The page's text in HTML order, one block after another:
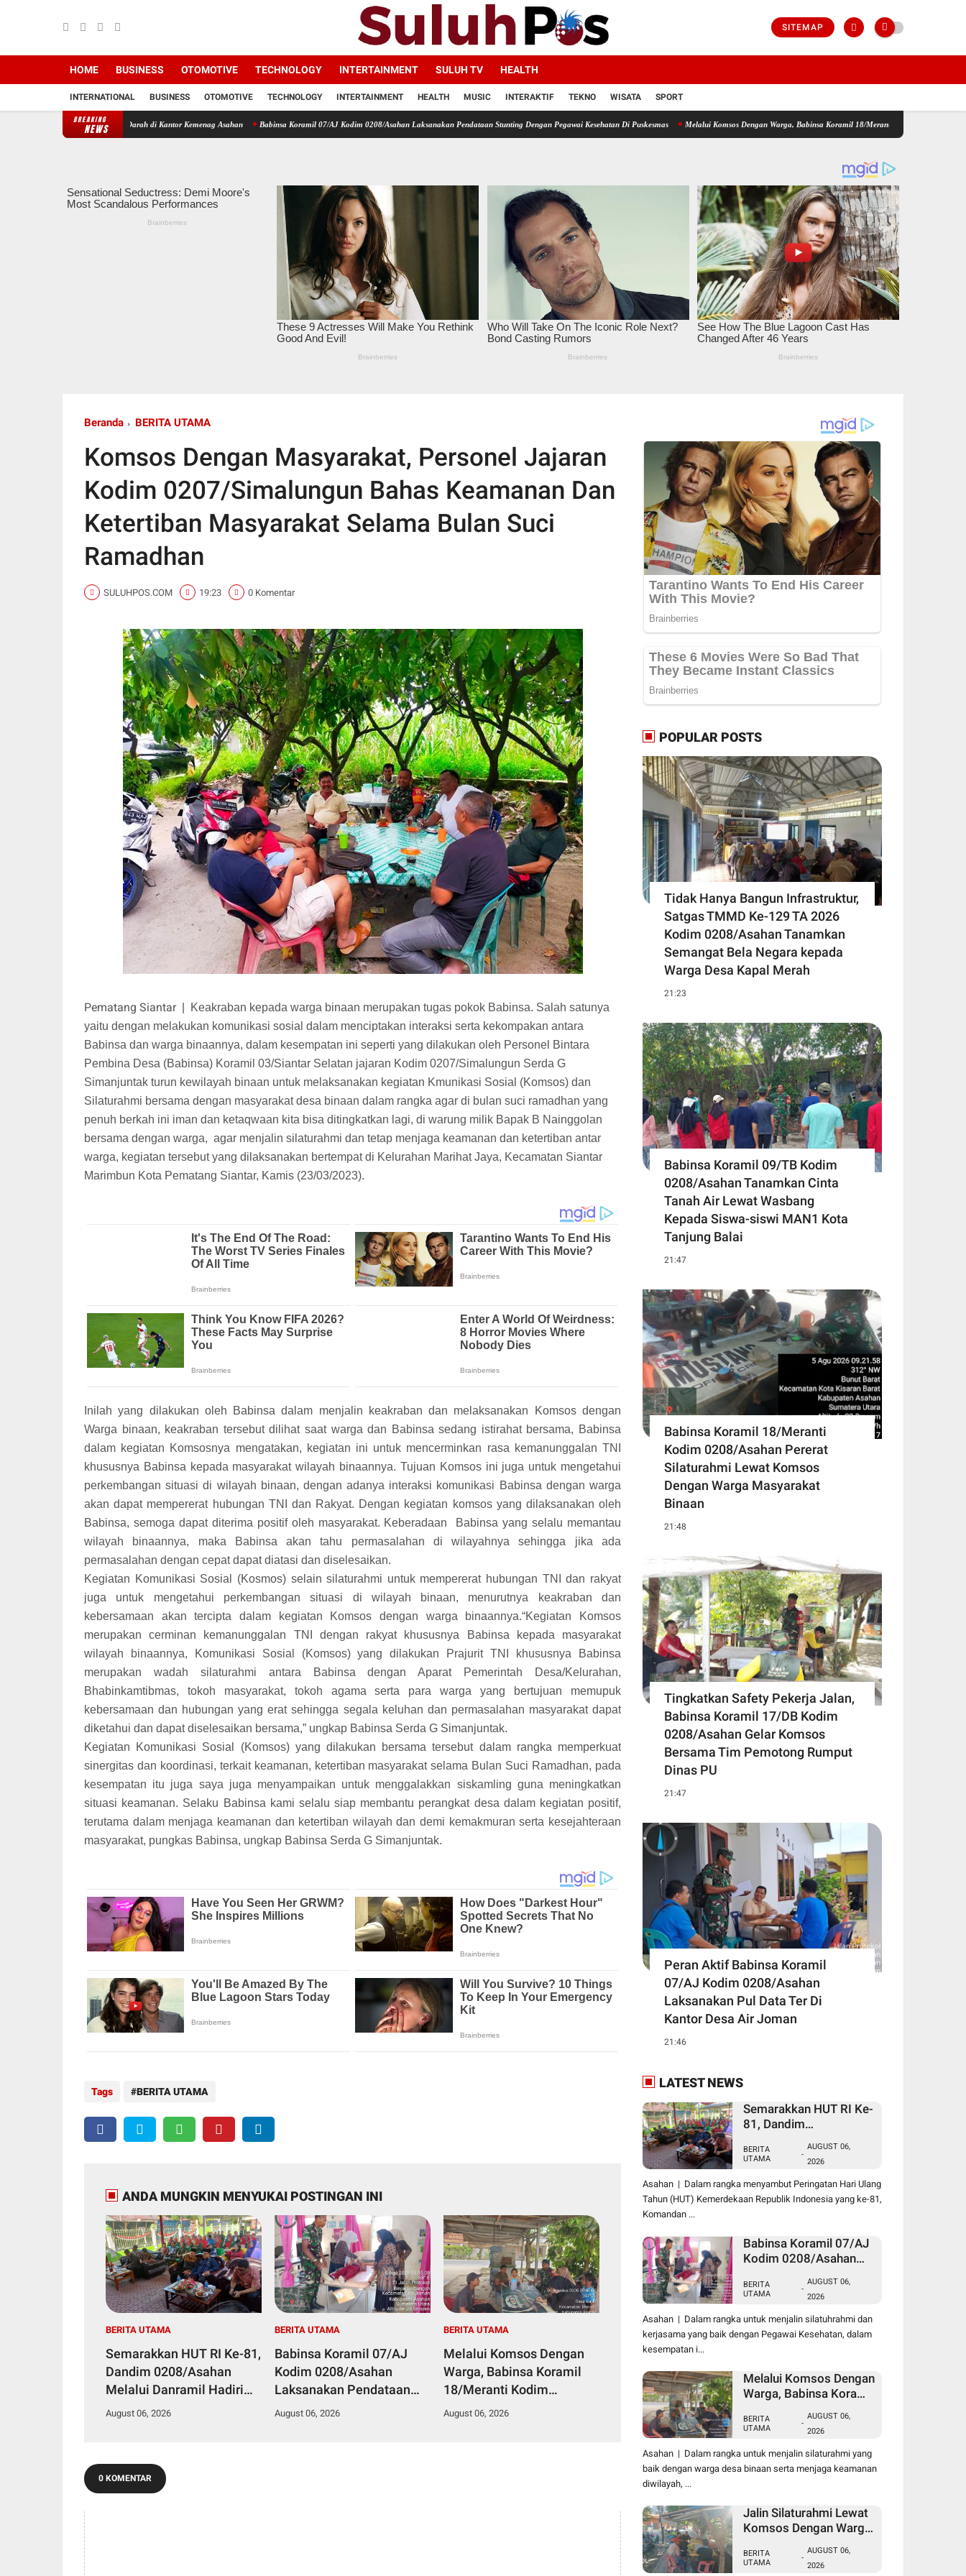
SITEMAP
HOME BUSINESS OTOMOTIVE TECHNOLOGY INTERTAINMENT SULUH TV HEALTH
INTERNATIONAL BUSINESS OTOMOTIVE TECHNOLOGY INTERTAINMENT HEALTH MUSIC INTERAKTIF TEKNO WISATA SPORT
BREAKING
NEWS
Hadiri Aksi Donor Darah di Kantor Kemenag Asahan Babinsa Koramil 07/AJ Kodim 0208/Asahan Laksanakan Pendataan Stunting Dengan Pegawai Kesehatan Di Puskesmas Melalui Komsos Dengan Warga, Babinsa Koramil 18/Meranti Kodim 0208/Asahan Himbau Jaga
Beranda BERITA UTAMA
Komsos Dengan Masyarakat, Personel Jajaran
Kodim 0207/Simalungun Bahas Keamanan Dan
Ketertiban Masyarakat Selama Bulan Suci
Ramadhan
SULUHPOS.COM 19:23 0 Komentar
Pematang Siantar
Keakraban kepada warga binaan merupakan tugas pokok Babinsa. Salah satunya
yaitu dengan melakukan komunikasi sosial dalam menciptakan interaksi serta kekompakan antara
Babinsa dan warga binaannya, dalam kesempatan ini seperti yang dilakukan oleh Personel Bintara
Pembina Desa (Babinsa) Koramil 03/Siantar Selatan jajaran Kodim 0207/Simalungun Serda G
Simanjuntak turun kewilayah binaan untuk melaksanakan kegiatan Kmunikasi Sosial (Komsos) dan
Silaturahmi bersama dengan masyarakat desa binaan dalam rangka agar di bulan suci ramadhan yang
penuh berkah ini iman dan ketaqwaan kita bisa ditingkatkan lagi, di warung milik Bapak B Nainggolan
bersama dengan warga, agar menjalin silaturahmi dan tetap menjaga keamanan dan ketertiban antar
warga, kegiatan tersebut yang dilaksanakan bertempat di Kelurahan Marihat Jaya, Kecamatan Siantar
Marimbun Kota Pematang Siantar, Kamis (23/03/2023).
Inilah yang dilakukan oleh Babinsa dalam menjalin keakraban dan melaksanakan Komsos dengan
Warga binaan, keakraban tersebut dilihat saat warga dan Babinsa sedang istirahat bersama, Babinsa
dalam kegiatan Komsosnya mengatakan, kegiatan ini untuk mencerminkan rasa kemanunggalan TNI
khususnya Babinsa kepada masyarakat wilayah binaannya. Tujuan Komsos ini juga untuk mengetahui
perkembangan situasi di wilayah binaan, dengan adanya interaksi komunikasi Babinsa dengan warga
akan dapat mempererat hubungan TNI dan Rakyat. Dengan kegiatan komsos yang dilaksanakan oleh
Babinsa, semoga dapat diterima positif oleh masyarakat. Keberadaan Babinsa yang selalu memantau
wilayah binaannya, maka Babinsa akan tahu permasalahan di wilayahnya sehingga jika ada
permasalahan dengan cepat dapat diatasi dan diselesaikan.
Kegiatan Komunikasi Sosial (Kosmos) selain silaturahmi untuk mempererat hubungan TNI dan rakyat
juga untuk mengetahui perkembangan situasi di wilayah binaan, menurutnya keakraban dan
kebersamaan akan tercipta dalam kegiatan Komsos dengan warga binaannya.“Kegiatan Komsos
merupakan cerminan kemanunggalan TNI dengan rakyat khususnya Babinsa kepada masyarakat
wilayah binaannya, Komunikasi Sosial (Komsos) yang dilakukan Prajurit TNI khususnya Babinsa
merupakan wadah silaturahmi antara Babinsa dengan Aparat Pemerintah Desa/Kelurahan,
Bhabinkamtibmas, tokoh masyarakat, tokoh agama serta para warga yang bertujuan memupuk
kebersamaan dan hubungan yang erat sehingga segala keluhan dan permasalahan masyarakat dapat
diketahui dan dapat diselesaikan bersama,” ungkap Babinsa Serda G Simanjuntak.
Kegiatan Komunikasi Sosial (Komsos) yang dilakukan bersama tersebut dalam rangka memperkuat
sinergitas dan koordinasi, terkait keamanan, ketertiban masyarakat selama Bulan Suci Ramadhan, pada
kesempatan itu juga saya juga menyampaikan untuk menggalakkan siskamling guna meningkatkan
situasi keamanan. Selaku Babinsa kami selalu siap membantu perangkat desa dalam kegiatan positif,
terutama dalam menjaga keamanan dan ketertiban wilayah dan demi kemakmuran serta kesejahteraan
masyarakat, pungkas Babinsa, ungkap Babinsa Serda G Simanjuntak.
Tags BERITA UTAMA
ANDA MUNGKIN MENYUKAI POSTINGAN INI
BERITA UTAMA
Semarakkan HUT RI Ke-81,
Dandim 0208/Asahan
Melalui Danramil Hadiri
Aksi Donor Darah di Kantor
August 06, 2026
BERITA UTAMA
Babinsa Koramil 07/AJ
Kodim 0208/Asahan
Laksanakan Pendataan
Stunting Dengan Pegawai
August 06, 2026
BERITA UTAMA
Melalui Komsos Dengan
Warga, Babinsa Koramil
18/Meranti Kodim
0208/Asahan Himbau
August 06, 2026
0 KOMENTAR
POPULAR POSTS
Tidak Hanya Bangun Infrastruktur,
Satgas TMMD Ke-129 TA 2026
Kodim 0208/Asahan Tanamkan
Semangat Bela Negara kepada
Warga Desa Kapal Merah
21:23
Babinsa Koramil 09/TB Kodim
0208/Asahan Tanamkan Cinta
Tanah Air Lewat Wasbang
Kepada Siswa-siswi MAN1 Kota
Tanjung Balai
21:47
Babinsa Koramil 18/Meranti
Kodim 0208/Asahan Pererat
Silaturahmi Lewat Komsos
Dengan Warga Masyarakat
Binaan
21:48
Tingkatkan Safety Pekerja Jalan,
Babinsa Koramil 17/DB Kodim
0208/Asahan Gelar Komsos
Bersama Tim Pemotong Rumput
Dinas PU
21:47
Peran Aktif Babinsa Koramil
07/AJ Kodim 0208/Asahan
Laksanakan Pul Data Ter Di
Kantor Desa Air Joman
21:46
LATEST NEWS
Semarakkan HUT RI Ke-
81, Dandim
Danramil Hadiri Aksi
Donor Darah di Kantor
Kemenag Asahan
BERITA
UTAMA
-
AUGUST 06,
2026
Asahan | Dalam rangka menyambut Peringatan Hari Ulang
Tahun (HUT) Kemerdekaan Republik Indonesia yang ke-81,
Komandan ...
Babinsa Koramil 07/AJ
Kodim 0208/Asahan
Stunting Dengan
Pegawai Kesehatan Di
Puskesmas
BERITA
UTAMA
-
AUGUST 06,
2026
Asahan | Dalam rangka untuk menjalin silatuhrahmi dan
kerjasama yang baik dengan Pegawai Kesehatan, dalam
kesempatan i...
Melalui Komsos Dengan
Warga, Babinsa Koramil
0208/Asahan Himbau
Jaga ebersihan Dan
Kamtibmas
BERITA
UTAMA
-
AUGUST 06,
2026
Asahan | Dalam rangka untuk menjalin silaturahmi yang
baik dengan warga desa binaan serta menjaga keamanan
diwilayah, ...
Jalin Silaturahmi Lewat
Komsos Dengan Warga
Koramil 09/TB Kodim
0208/Asahan
BERITA
UTAMA
-
AUGUST 06,
2026